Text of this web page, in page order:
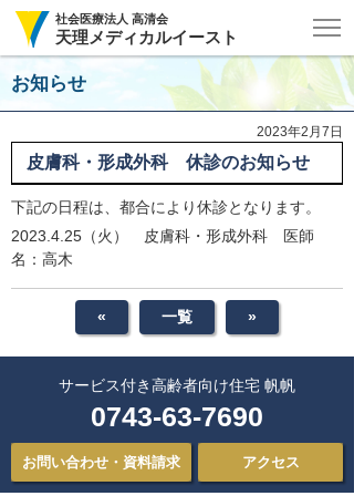
社会医療法人 高清会
天理メディカルイースト
お知らせ
2023年2月7日
皮膚科・形成外科 休診のお知らせ
下記の日程は、都合により休診となります。
2023.4.25（火） 皮膚科・形成外科 医師
名：高木
« 一覧 »
サービス付き高齢者向け住宅 帆帆
0743-63-7690
お問い合わせ・資料請求 アクセス